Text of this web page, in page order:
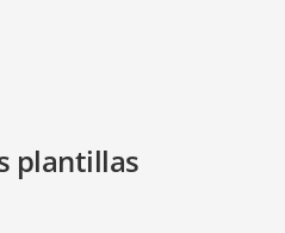
plantillas